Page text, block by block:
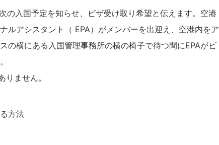
の入国予定を知らせ、ビザ受け取り希望と伝えます。空港
ルアシスタント（ EPA）がメンバーを出迎え、空港内をア
の横にある入国管理事務所の横の椅子で待つ間にEPAがビ
ません。
方法